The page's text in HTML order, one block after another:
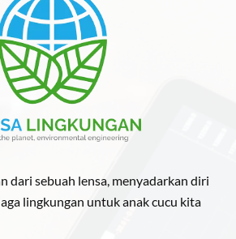
dari sebuah lensa, menyadarkan diri
lingkungan untuk anak cucu kita